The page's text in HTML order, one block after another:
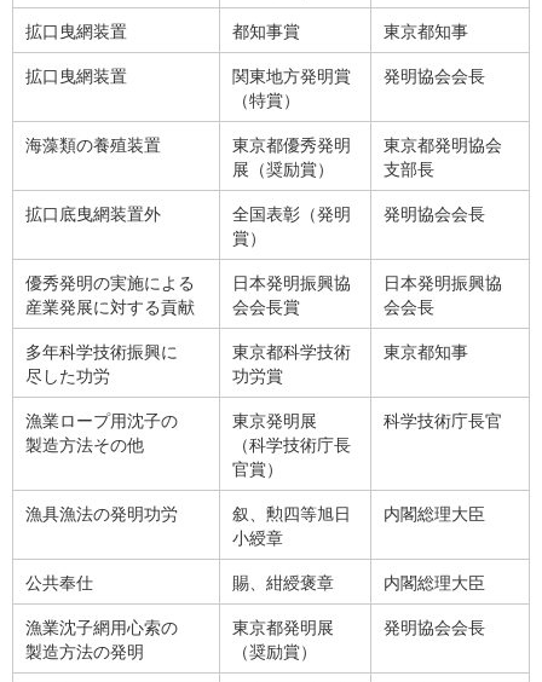
拡口曳網装置 都知事賞
東京都知事
拡口曳網装置
関東地方発明賞
（特賞）
発明協会会長
海藻類の養殖装置
東京都優秀発明
展（奨励賞）
東京都発明協会
支部長
拡口底曳網装置外
全国表彰（発明
賞）
発明協会会長
優秀発明の実施による
産業発展に対する貢献
日本発明振興協
会会長賞
日本発明振興協
会会長
多年科学技術振興に
尽した功労
東京都科学技術
功労賞
東京都知事
漁業ロープ用沈子の
製造方法その他
東京発明展
（科学技術庁長
官賞）
科学技術庁長官
漁具漁法の発明功労
叙、勲四等旭日
小綬章
内閣総理大臣
公共奉仕 賜、紺綬褒章
内閣総理大臣
漁業沈子網用心索の
製造方法の発明
東京都発明展
（奨励賞）
発明協会会長